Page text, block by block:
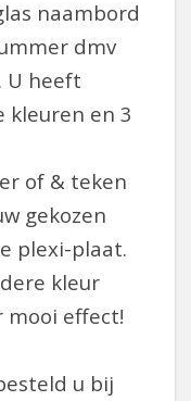
naambord
dmv
U heeft
kleuren en 3
of & teken
gekozen
plexi-plaat.
kleur
mooi effect!
u bij